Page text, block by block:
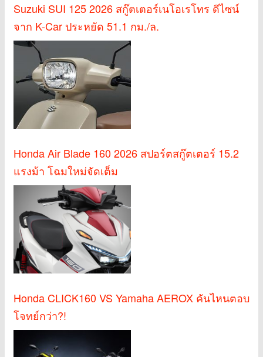
Suzuki SUI 125 2026 สกู๊ตเตอร์เนโอเรโทร ดีไซน์
จาก K-Car ประหยัด 51.1 กม./ล.
Honda Air Blade 160 2026 สปอร์ตสกู๊ตเตอร์ 15.2
แรงม้า โฉมใหม่จัดเต็ม
Honda CLICK160 VS Yamaha AEROX คันไหนตอบ
โจทย์กว่า?!